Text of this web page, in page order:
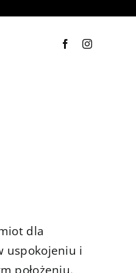
dla
uspokojeniu i